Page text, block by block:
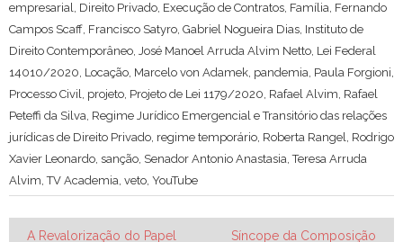
empresarial, Direito Privado, Execução de Contratos, Família, Fernando
Campos Scaff, Francisco Satyro, Gabriel Nogueira Dias, Instituto de
Direito Contemporâneo, José Manoel Arruda Alvim Netto, Lei Federal
14010/2020, Locação, Marcelo von Adamek, pandemia, Paula Forgioni,
Processo Civil, projeto, Projeto de Lei 1179/2020, Rafael Alvim, Rafael
Peteffi da Silva, Regime Jurídico Emergencial e Transitório das relações
jurídicas de Direito Privado, regime temporário, Roberta Rangel, Rodrigo
Xavier Leonardo, sanção, Senador Antonio Anastasia,Teresa Arruda
Alvim,TV Academia, veto, YouTube
Navegação
A Revalorização do Papel
Síncope da Composição